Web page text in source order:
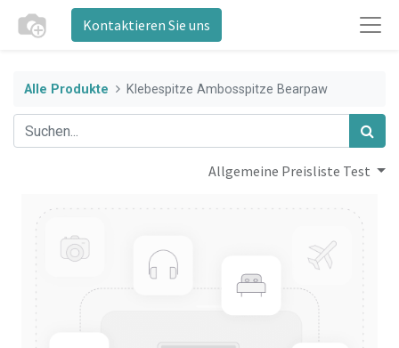
Kontaktieren Sie uns
Alle Produkte Klebespitze Ambosspitze Bearpaw
Allgemeine Preisliste Test